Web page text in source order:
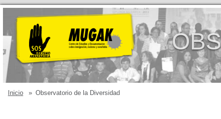
Inicio » Observatorio de la Diversidad